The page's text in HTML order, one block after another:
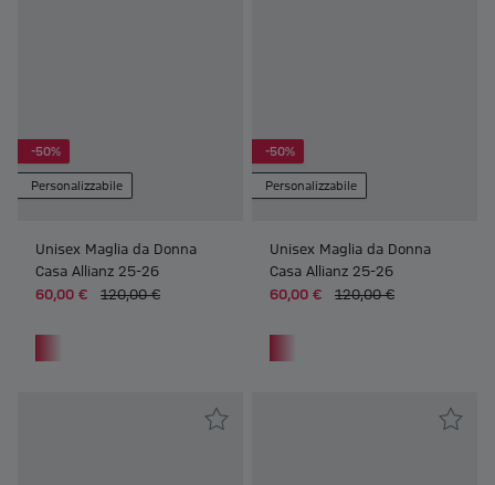
-50%
Personalizzabile
Unisex Maglia da Donna
Casa Allianz 25-26
60,00 €
120,00 €
-50%
Personalizzabile
Unisex Maglia da Donna
Casa Allianz 25-26
60,00 €
120,00 €
Frauen Unisex Maglia da Donna Casa Allianz 25-26
Frauen Unisex Maglia da